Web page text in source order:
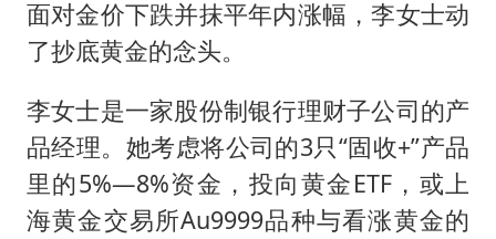
面对金价下跌并抹平年内涨幅，李女士动
了抄底黄金的念头。
李女士是一家股份制银行理财子公司的产
品经理。她考虑将公司的3只“固收+”产品
里的5%—8%资金，投向黄金ETF，或上
海黄金交易所Au9999品种与看涨黄金的